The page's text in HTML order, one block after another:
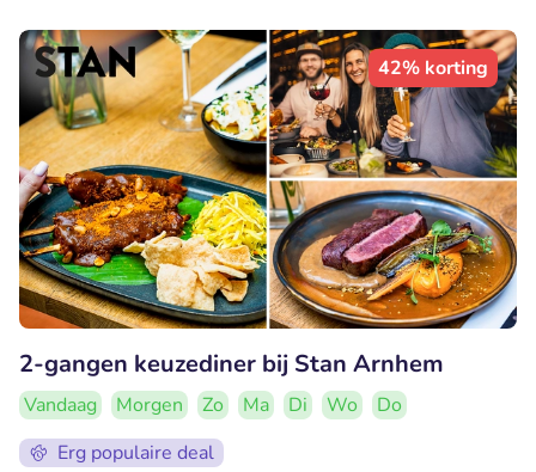
42% korting
2-gangen keuzediner bij Stan Arnhem
Vandaag Morgen Zo Ma Di Wo
Do
Erg populaire deal